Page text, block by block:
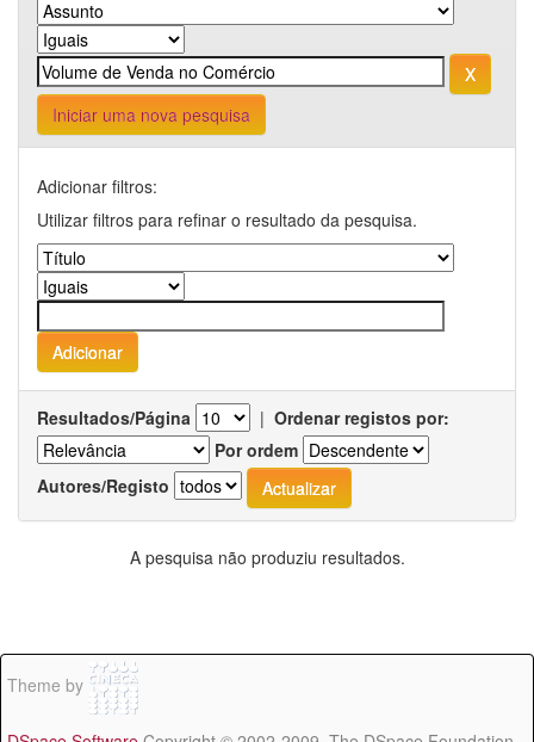
Iniciar uma nova pesquisa
Adicionar filtros:
Utilizar filtros para refinar o resultado da pesquisa.
Resultados/Página | Ordenar registos por:
Por ordem
Autores/Registo
A pesquisa não produziu resultados.
Theme by